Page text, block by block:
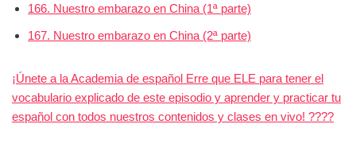
166. Nuestro embarazo en China (1ª parte)
167. Nuestro embarazo en China (2ª parte)
¡Únete a la Academia de español Erre que ELE para tener el
vocabulario explicado de este episodio y aprender y practicar tu
español con todos nuestros contenidos y clases en vivo! ????